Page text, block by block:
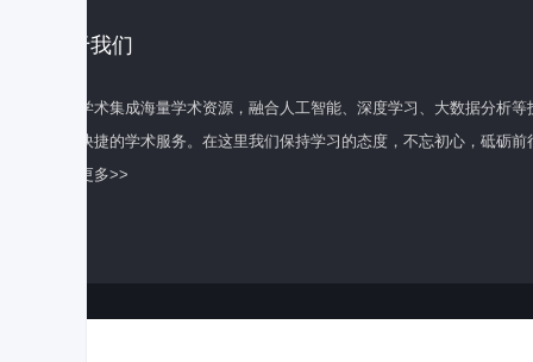
关于我们
百度学术集成海量学术资源，融合人工智能、深度学习、大数据分析
全面快捷的学术服务。在这里我们保持学习的态度，不忘初心，砥砺前
了解更多>>